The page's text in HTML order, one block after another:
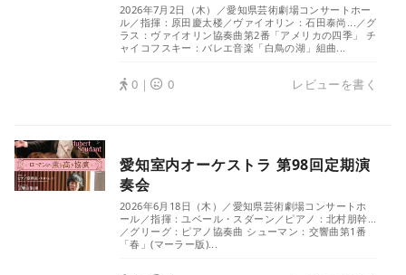
2026年7月2日（木）／愛知県芸術劇場コンサートホー
ル／指揮：原田慶太楼／ヴァイオリン：石田泰尚...／グ
ラス：ヴァイオリン協奏曲第2番「アメリカの四季」 チ
ャイコフスキー：バレエ音楽「白鳥の湖」組曲...
0｜ 0 レビューを書く
愛知室内オーケストラ 第98回定期演
奏会
2026年6月18日（木）／愛知県芸術劇場コンサートホ
ール／指揮：ユベール・スダーン／ピアノ：北村朋幹...
／グリーグ：ピアノ協奏曲 シューマン：交響曲第1番
「春」(マーラー版)...